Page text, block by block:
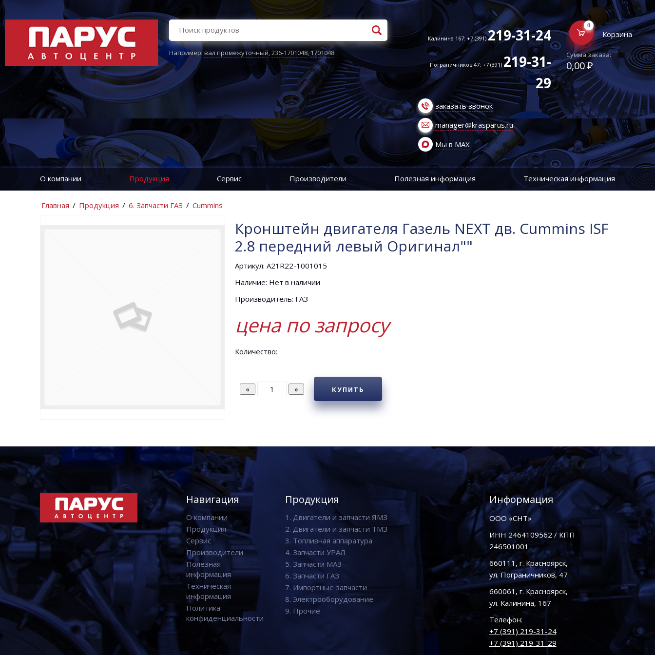
Например:вал промежуточный,236-1701048,1701048
Калинина 167: +7 (391)219-31-24
Пограничников 47: +7 (391)219-31-
29
заказать звонок
manager@krasparus.ru
Мы в MAX
0
Корзина
Сумма заказа:
0,00 ₽
О компании Продукция Сервис Производители Полезная информация Техническая информация
Главная / Продукция / 6. Запчасти ГАЗ / Cummins
Кронштейн двигателя Газель NEXT дв. Cummins ISF
2.8 передний левый Оригинал""
Артикул: A21R22-1001015
Наличие: Нет в наличии
Производитель: ГАЗ
цена по запросу
Количество:
КУПИТЬ
Навигация
О компании
Продукция
Сервис
Производители
Полезная
информация
Техническая
информация
Политика
конфиденциальности
Продукция
1. Двигатели и запчасти ЯМЗ
2. Двигатели и запчасти ТМЗ
3. Топливная аппаратура
4. Запчасти УРАЛ
5. Запчасти МАЗ
6. Запчасти ГАЗ
7. Импортные запчасти
8. Электрооборудование
9. Прочие
Информация
ООО «СНТ»
ИНН 2464109562 / КПП
246501001
660111, г. Красноярск,
ул. Пограничников, 47
660061, г. Красноярск,
ул. Калинина, 167
Телефон:
+7 (391) 219-31-24
+7 (391) 219-31-29